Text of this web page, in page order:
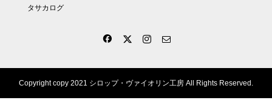
タサカログ
Copyright copy 2021 シロップ・ヴァイオリン工房 All Rights Reserved.